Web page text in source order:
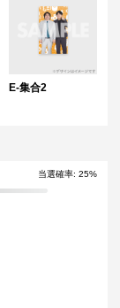
E-集合2
当選確率: 25%